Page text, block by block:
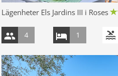
Lägenheter Els Jardins III i Roses
4 1